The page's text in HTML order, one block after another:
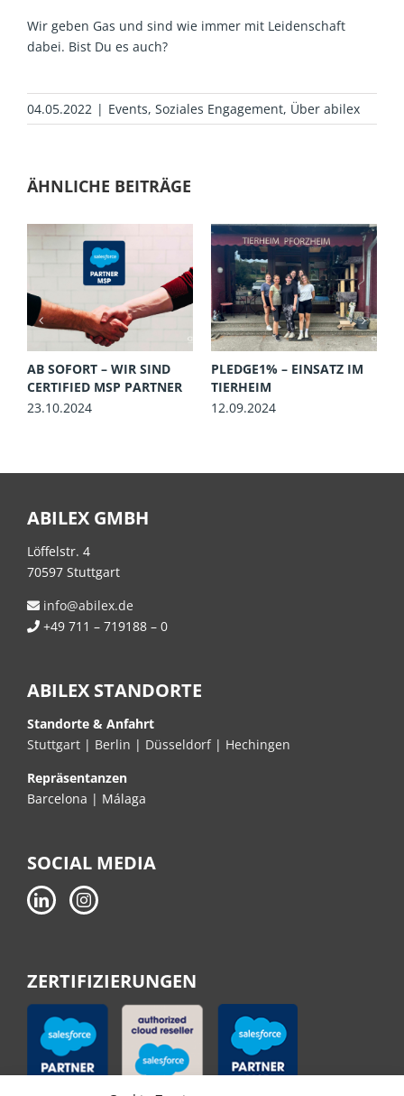
Wir geben Gas und sind wie immer mit Leidenschaft
dabei. Bist Du es auch?
04.05.2022 | Events, Soziales Engagement, Über abilex
ÄHNLICHE BEITRÄGE
AB SOFORT – WIR SIND
CERTIFIED MSP PARTNER
23.10.2024
PLEDGE1% – EINSATZ IM
TIERHEIM
12.09.2024
ABILEX GMBH
Löffelstr. 4
70597 Stuttgart
info@abilex.de
+49 711 – 719188 – 0
ABILEX STANDORTE
Standorte & Anfahrt
Stuttgart | Berlin | Düsseldorf | Hechingen
Repräsentanzen
Barcelona | Málaga
SOCIAL MEDIA
ZERTIFIZIERUNGEN